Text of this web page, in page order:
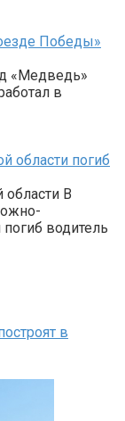
Победы»
«Медведь»
в
области погиб
области В
водитель
в